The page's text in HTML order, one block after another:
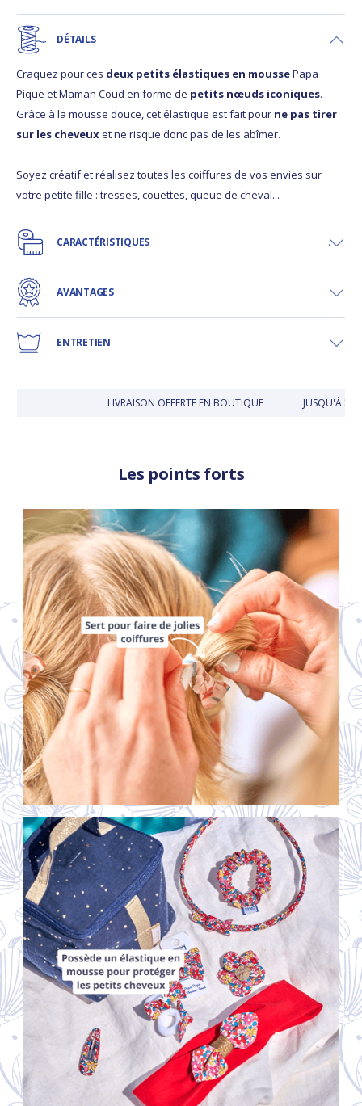
DÉTAILS
Craquez pour ces deux petits élastiques en moussePapa
Pique et Maman Coud en forme de petits nœuds iconiques.
Grâce à la mousse douce, cet élastique est fait pour ne pas tirer
sur les cheveuxet ne risque donc pas de les abîmer.
Soyez créatif et réalisez toutes les coiffures de vos envies sur
votre petite fille : tresses, couettes, queue de cheval...
CARACTÉRISTIQUES
AVANTAGES
ENTRETIEN
LIVRAISON OFFERTE EN BOUTIQUE JUSQU'À 30
Les points forts